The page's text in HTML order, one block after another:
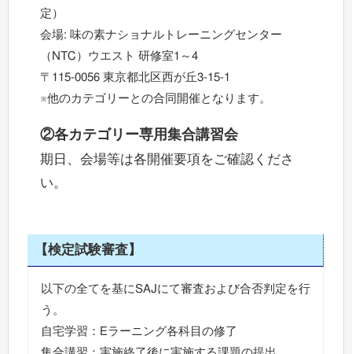
定）
会場: 味の素ナショナルトレーニングセンター
（NTC）ウエスト 研修室1～4
〒115-0056 東京都北区西が丘3-15-1
※他のカテゴリーとの合同開催となります。
②各カテゴリー専用集合講習会
期日、会場等は各開催要項をご確認くださ
い。
【検定試験審査】
以下の全てを基にSAJにて審査および合否判定を行
う。
自宅学習：Eラーニング各科目の修了